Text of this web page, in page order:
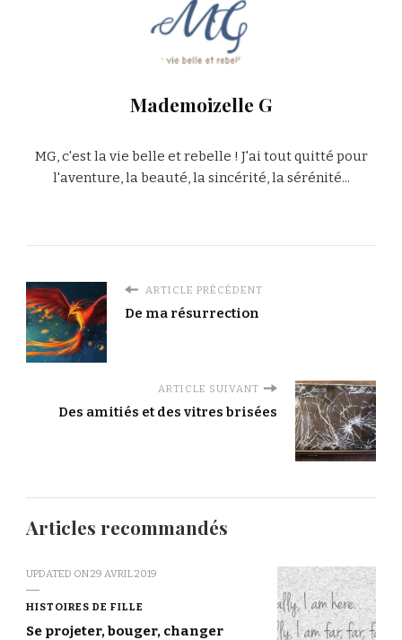
Mademoizelle G
MG, c'est la vie belle et rebelle ! J'ai tout quitté pour
l'aventure, la beauté, la sincérité, la sérénité...
ARTICLE PRÉCÉDENT
De ma résurrection
ARTICLE SUIVANT
Des amitiés et des vitres brisées
Articles recommandés
UPDATED ON29 AVRIL 2019
HISTOIRES DE FILLE
Se projeter, bouger, changer